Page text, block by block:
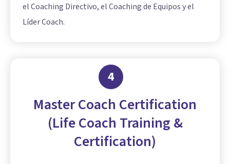
el Coaching Directivo, el Coaching de Equipos y el
Líder Coach.
4
Master Coach Certification
(Life Coach Training &
Certification)